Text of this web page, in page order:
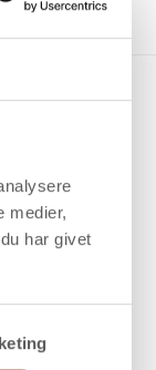
medier,
har givet